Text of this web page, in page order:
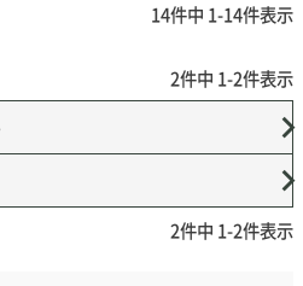
14件中 1-14件表示
2件中 1-2件表示
2件中 1-2件表示